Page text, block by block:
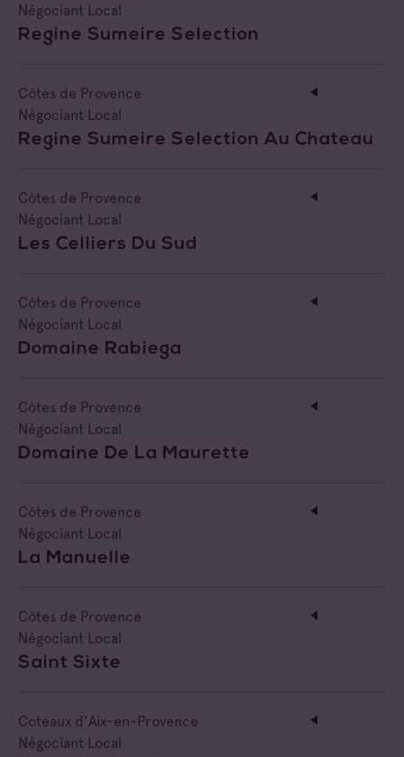
Négociant Local
Regine Sumeire Selection
Côtes de Provence
Négociant Local
Regine Sumeire Selection Au Chateau
Côtes de Provence
Négociant Local
Les Celliers Du Sud
Côtes de Provence
Négociant Local
Domaine Rabiega
Côtes de Provence
Négociant Local
Domaine De La Maurette
Côtes de Provence
Négociant Local
La Manuelle
Côtes de Provence
Négociant Local
Saint Sixte
Coteaux d'Aix-en-Provence
Négociant Local